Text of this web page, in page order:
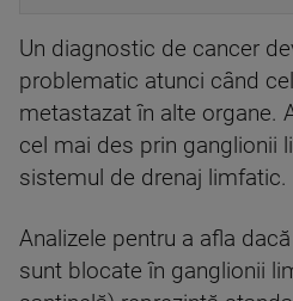
Un diagnostic de cancer
problematic atunci când
metastazat în alte organe.
cel mai des prin ganglionii
sistemul de drenaj limfatic.
Analizele pentru a afla
sunt blocate în ganglionii